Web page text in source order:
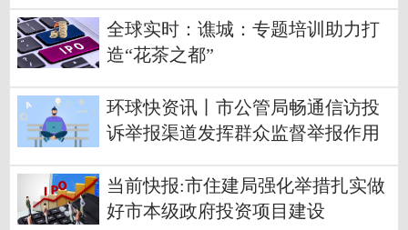
全球实时：谯城：专题培训助力打
造“花茶之都”
环球快资讯丨市公管局畅通信访投
诉举报渠道发挥群众监督举报作用
当前快报:市住建局强化举措扎实做
好市本级政府投资项目建设